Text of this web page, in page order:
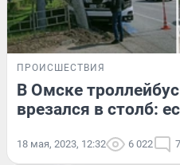
ПРОИСШЕСТВИЯ
В Омске
врезался в столб:
18 мая, 2023, 12:32 6 022 7